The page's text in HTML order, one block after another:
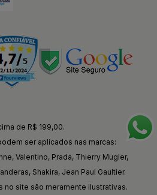
de R$ 199,00.
ser aplicados nas marcas:
Valentino, Prada, Thierry Mugler,
Shakira, Jean Paul Gaultier.
no site são meramente ilustrativas.